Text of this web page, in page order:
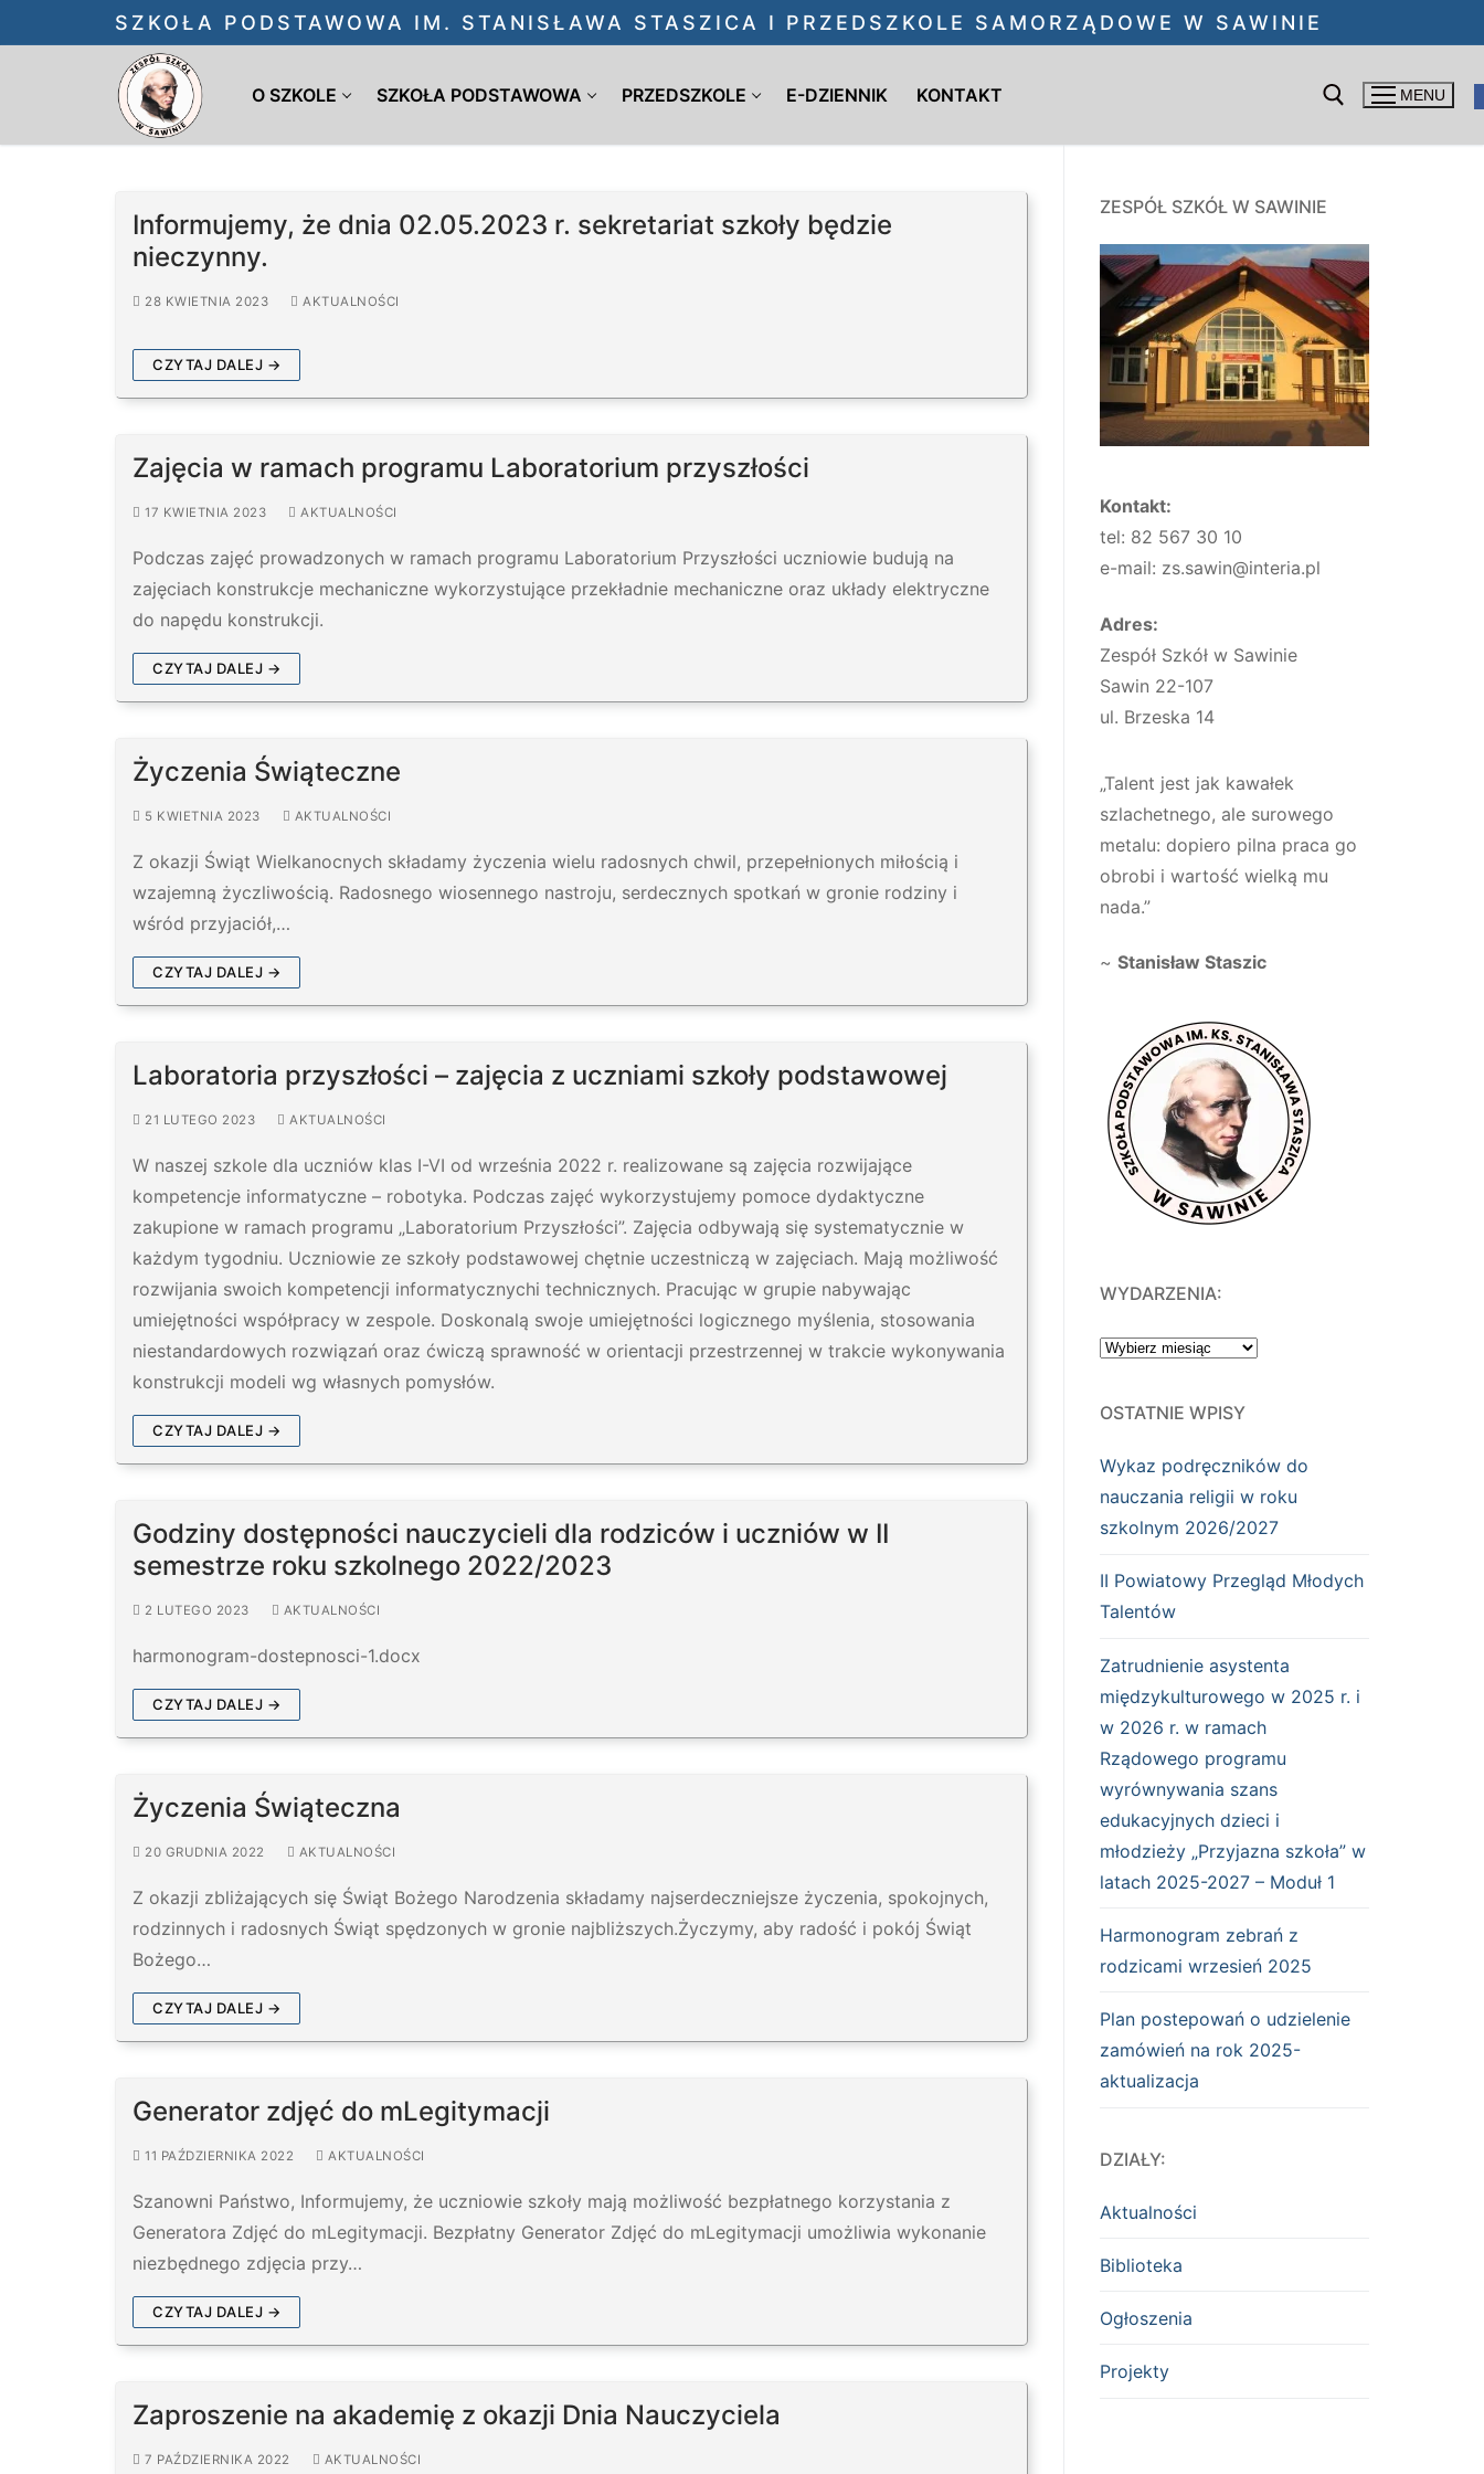
do
SZKOŁA PODSTAWOWA IM. STANISŁAWA STASZICA I PRZEDSZKOLE SAMORZĄDOWE W SAWINIE
O SZKOLE SZKOŁA PODSTAWOWA PRZEDSZKOLE E-DZIENNIK KONTAKT MENU
Informujemy, że dnia 02.05.2023 r. sekretariat szkoły będzie
nieczynny.
28 KWIETNIA 2023 AKTUALNOŚCI
CZYTAJ DALEJ →
Zajęcia w ramach programu Laboratorium przyszłości
17 KWIETNIA 2023 AKTUALNOŚCI
Podczas zajęć prowadzonych w ramach programu Laboratorium Przyszłości uczniowie budują na
zajęciach konstrukcje mechaniczne wykorzystujące przekładnie mechaniczne oraz układy elektryczne
do napędu konstrukcji.
CZYTAJ DALEJ →
Życzenia Świąteczne
5 KWIETNIA 2023 AKTUALNOŚCI
Z okazji Świąt Wielkanocnych składamy życzenia wielu radosnych chwil, przepełnionych miłością i
wzajemną życzliwością. Radosnego wiosennego nastroju, serdecznych spotkań w gronie rodziny i
wśród przyjaciół,…
CZYTAJ DALEJ →
Laboratoria przyszłości – zajęcia z uczniami szkoły podstawowej
21 LUTEGO 2023 AKTUALNOŚCI
W naszej szkole dla uczniów klas I-VI od września 2022 r. realizowane są zajęcia rozwijające
kompetencje informatyczne – robotyka. Podczas zajęć wykorzystujemy pomoce dydaktyczne
zakupione w ramach programu „Laboratorium Przyszłości”. Zajęcia odbywają się systematycznie w
każdym tygodniu. Uczniowie ze szkoły podstawowej chętnie uczestniczą w zajęciach. Mają możliwość
rozwijania swoich kompetencji informatycznychi technicznych. Pracując w grupie nabywając
umiejętności współpracy w zespole. Doskonalą swoje umiejętności logicznego myślenia, stosowania
niestandardowych rozwiązań oraz ćwiczą sprawność w orientacji przestrzennej w trakcie wykonywania
konstrukcji modeli wg własnych pomysłów.
CZYTAJ DALEJ →
Godziny dostępności nauczycieli dla rodziców i uczniów w II
semestrze roku szkolnego 2022/2023
2 LUTEGO 2023 AKTUALNOŚCI
harmonogram-dostepnosci-1.docx
CZYTAJ DALEJ →
Życzenia Świąteczna
20 GRUDNIA 2022 AKTUALNOŚCI
Z okazji zbliżających się Świąt Bożego Narodzenia składamy najserdeczniejsze życzenia, spokojnych,
rodzinnych i radosnych Świąt spędzonych w gronie najbliższych.Życzymy, aby radość i pokój Świąt
Bożego…
CZYTAJ DALEJ →
Generator zdjęć do mLegitymacji
11 PAŹDZIERNIKA 2022 AKTUALNOŚCI
Szanowni Państwo, Informujemy, że uczniowie szkoły mają możliwość bezpłatnego korzystania z
Generatora Zdjęć do mLegitymacji. Bezpłatny Generator Zdjęć do mLegitymacji umożliwia wykonanie
niezbędnego zdjęcia przy…
CZYTAJ DALEJ →
Zaproszenie na akademię z okazji Dnia Nauczyciela
7 PAŹDZIERNIKA 2022 AKTUALNOŚCI
ZESPÓŁ SZKÓŁ W SAWINIE
Kontakt:
tel: 82 567 30 10
e-mail: zs.sawin@interia.pl
Adres:
Zespół Szkół w Sawinie
Sawin 22-107
ul. Brzeska 14
„Talent jest jak kawałek
szlachetnego, ale surowego
metalu: dopiero pilna praca go
obrobi i wartość wielką mu
nada.”
~ Stanisław Staszic
WYDARZENIA:
WYDARZENIA:
OSTATNIE WPISY
Wykaz podręczników do
nauczania religii w roku
szkolnym 2026/2027
II Powiatowy Przegląd Młodych
Talentów
Zatrudnienie asystenta
międzykulturowego w 2025 r. i
w 2026 r. w ramach
Rządowego programu
wyrównywania szans
edukacyjnych dzieci i
młodzieży „Przyjazna szkoła” w
latach 2025-2027 – Moduł 1
Harmonogram zebrań z
rodzicami wrzesień 2025
Plan postepowań o udzielenie
zamówień na rok 2025-
aktualizacja
DZIAŁY:
Aktualności
Biblioteka
Ogłoszenia
Projekty